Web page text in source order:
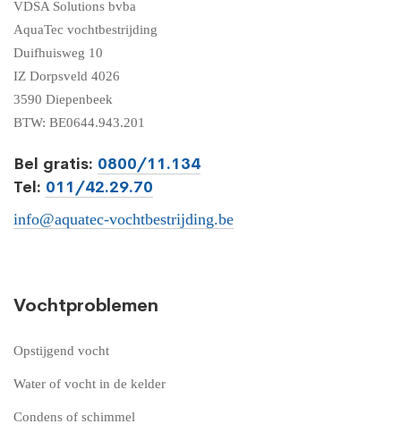
VDSA Solutions bvba
AquaTec vochtbestrijding
Duifhuisweg 10
IZ Dorpsveld 4026
3590 Diepenbeek
BTW: BE0644.943.201
Bel gratis: 0800/11.134
Tel: 011/42.29.70
info@aquatec-vochtbestrijding.be
Vochtproblemen
Opstijgend vocht
Water of vocht in de kelder
Condens of schimmel